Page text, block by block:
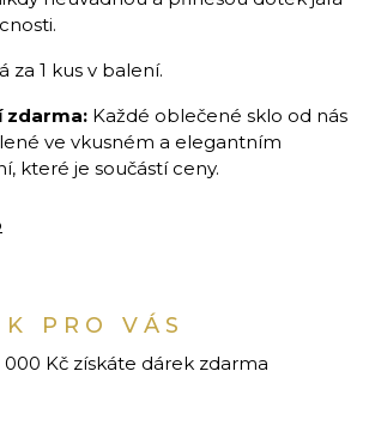
za 1 kus v balení.
zdarma: Každé oblečené sklo od nás
ve vkusném a elegantním
které je součástí ceny.
PRO VÁS
Kč získáte dárek zdarma